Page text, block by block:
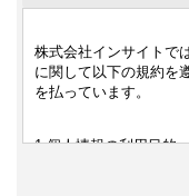
株式会社インサイトで
に関して以下の規約を
を払っています。
1.個人情報の利用目的